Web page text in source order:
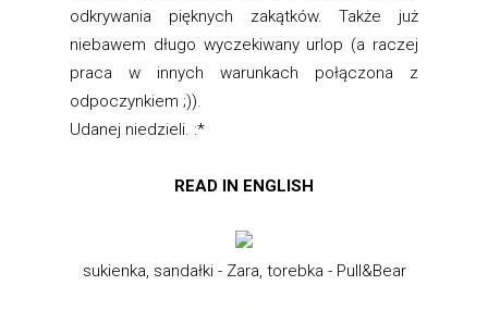
odkrywania pięknych zakątków. Także już
niebawem długo wyczekiwany urlop (a raczej
praca w innych warunkach połączona z
odpoczynkiem ;)).
Udanej niedzieli. :*
READ IN ENGLISH
sukienka, sandałki - Zara, torebka - Pull&Bear